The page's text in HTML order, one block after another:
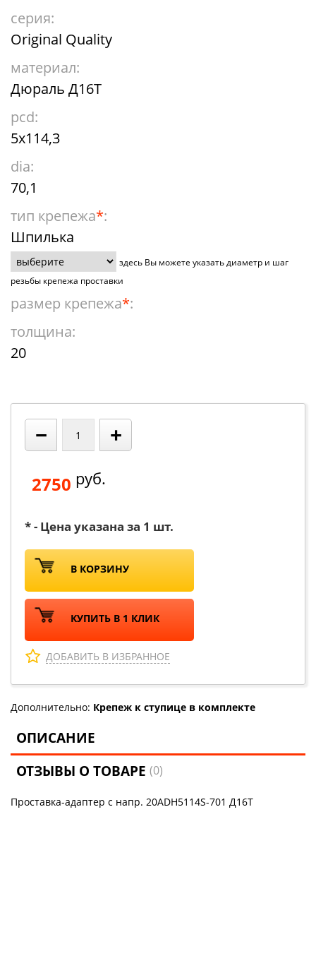
серия:
Original Quality
материал:
Дюраль Д16Т
pcd:
5x114,3
dia:
70,1
тип крепежа*:
Шпилька
здесь Вы можете указать диаметр и шаг
резьбы крепежа проставки
размер крепежа*:
толщина:
20
− +
2750 руб.
* - Цена указана за 1 шт.
В КОРЗИНУ
КУПИТЬ В 1 КЛИК
ДОБАВИТЬ В ИЗБРАННОЕ
Дополнительно: Крепеж к ступице в комплекте
ОПИСАНИЕ
ОТЗЫВЫ О ТОВАРЕ(0)
Проставка-адаптер с напр. 20ADH5114S-701 Д16Т